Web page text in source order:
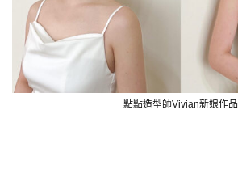
點點造型師Vivian新娘作品